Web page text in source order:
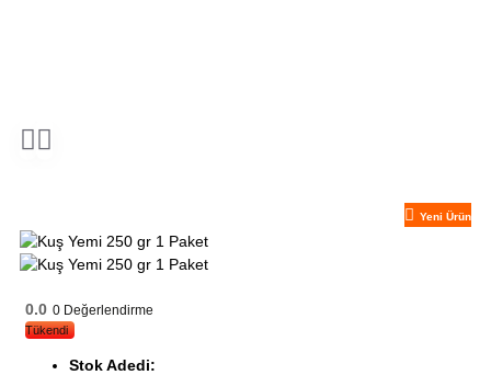
Yeni Ürün
0.0 0 Değerlendirme
Tükendi
Stok Adedi: